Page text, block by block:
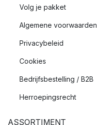
Volg je pakket
Algemene voorwaarden
Privacybeleid
Cookies
Bedrijfsbestelling / B2B
Herroepingsrecht
ASSORTIMENT